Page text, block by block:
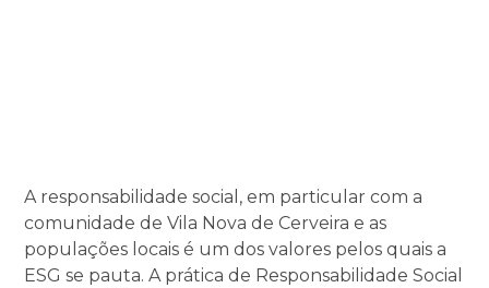
A responsabilidade social, em particular com a
comunidade de Vila Nova de Cerveira e as
populações locais é um dos valores pelos quais a
ESG se pauta. A prática de Responsabilidade Social